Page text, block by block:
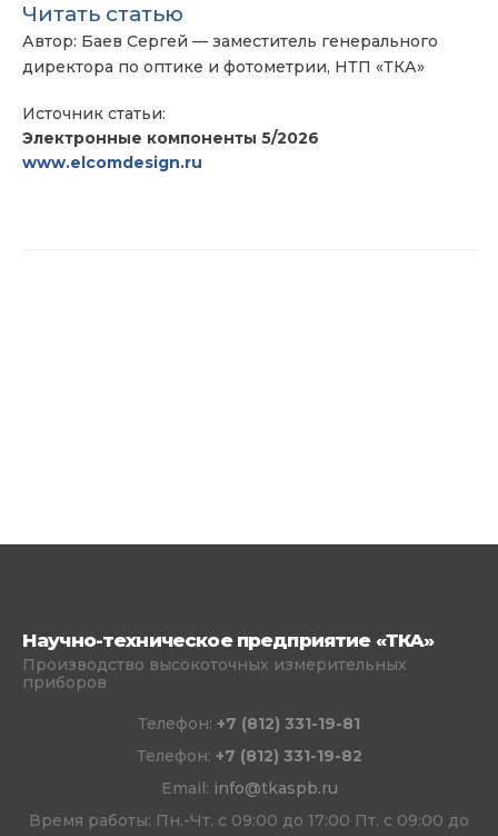
Читать статью
Автор: Баев Сергей — заместитель генерального
директора по оптике и фотометрии, НТП «ТКА»
Источник статьи:
Электронные компоненты 5/2026
www.elcomdesign.ru
Научно-техническое предприятие «ТКА»
Производство высокоточных измерительных
приборов
Телефон: +7 (812) 331-19-81
Телефон: +7 (812) 331-19-82
Email: info@tkaspb.ru
Время работы: Пн.-Чт. с 09:00 до 17:00 Пт. с 09:00 до